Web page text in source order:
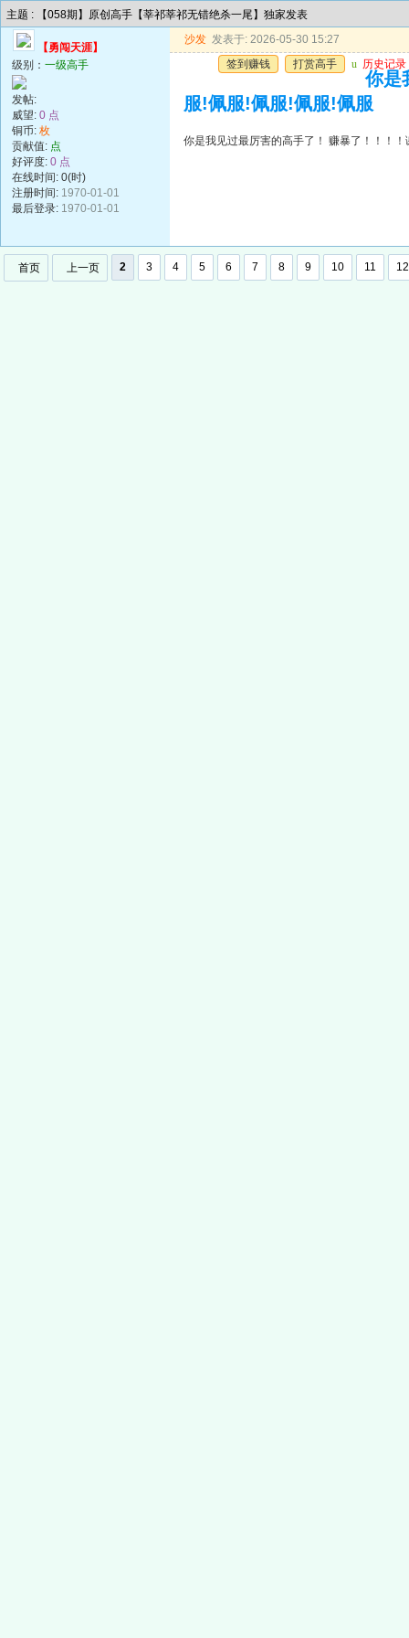
主题 : 【058期】原创高手【莘祁莘祁无错绝杀一尾】独家发表
【勇闯天涯】
级别： 一级高手
发帖:
威望: 0 点
铜币: 枚
贡献值: 点
好评度: 0 点
在线时间: 0(时)
注册时间: 1970-01-01
最后登录: 1970-01-01
沙发 发表于: 2026-05-30 15:27
签到赚钱
打赏高手 u 历史记录
你是
服!佩服!佩服!佩服!佩服
你是我见过最厉害的高手了！ 赚暴了！！！
首页 上一页 2 3 4 5 6 7 8 9 10 11 12